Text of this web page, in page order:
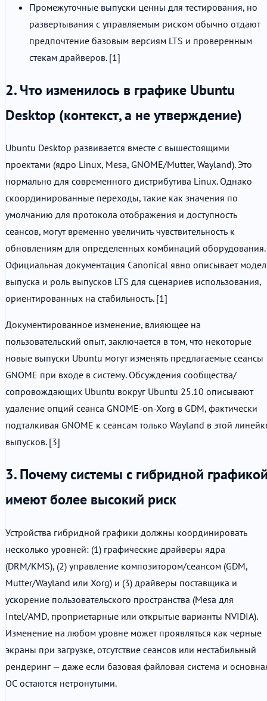
Промежуточные выпуски ценны для тестирования, но
развертывания с управляемым риском обычно отдают
предпочтение базовым версиям LTS и проверенным
стекам драйверов. [1]
2. Что изменилось в графике Ubuntu
Desktop (контекст, а не утверждение)
Ubuntu Desktop развивается вместе с вышестоящими
проектами (ядро Linux, Mesa, GNOME/Mutter, Wayland). Это
нормально для современного дистрибутива Linux. Однако
скоординированные переходы, такие как значения по
умолчанию для протокола отображения и доступность
сеансов, могут временно увеличить чувствительность к
обновлениям для определенных комбинаций оборудования.
Официальная документация Canonical явно описывает
выпуска и роль выпусков LTS для сценариев использования,
ориентированных на стабильность. [1]
Документированное изменение, влияющее на
пользовательский опыт, заключается в том, что некоторые
новые выпуски Ubuntu могут изменять предлагаемые сеансы
GNOME при входе в систему. Обсуждения сообщества/
сопровождающих Ubuntu вокруг Ubuntu 25.10 описывают
удаление опций сеанса GNOME-on-Xorg в GDM, фактически
подталкивая GNOME к сеансам только Wayland в этой
выпусков. [3]
3. Почему системы с гибридной
имеют более высокий риск
Устройства гибридной графики должны координировать
несколько уровней: (1) графические драйверы ядра
(DRM/KMS), (2) управление композитором/сеансом (GDM,
Mutter/Wayland или Xorg) и (3) драйверы поставщика и
ускорение пользовательского пространства (Mesa для
Intel/AMD, проприетарные или открытые варианты NVIDIA).
Изменение на любом уровне может проявляться как черные
экраны при загрузке, отсутствие сеансов или нестабильный
рендеринг — даже если базовая файловая система и
ОС остаются нетронутыми.